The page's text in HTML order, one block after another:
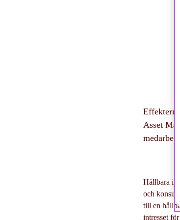
Asset
Hållbara
och
till en
intresset